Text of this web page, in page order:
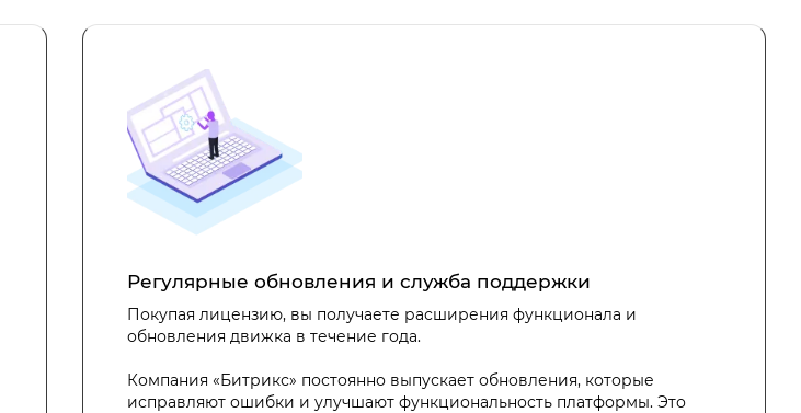
Регулярные обновления и служба поддержки
Покупая лицензию, вы получаете расширения функционала и
обновления движка в течение года.
Компания «Битрикс» постоянно выпускает обновления, которые
исправляют ошибки и улучшают функциональность платформы. Это